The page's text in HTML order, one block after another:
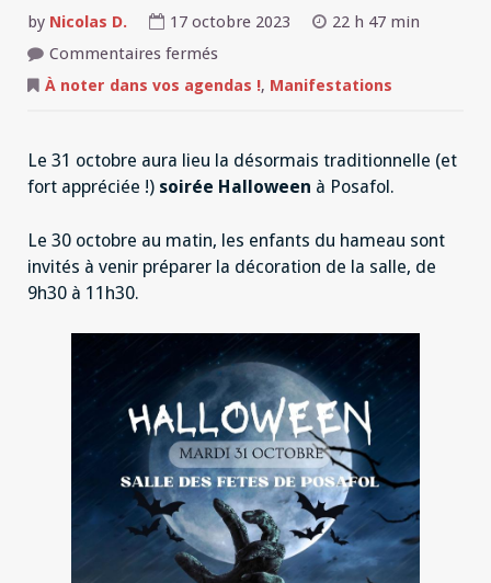
by Nicolas D. 17 octobre 2023
22 h 47 min
Commentaires ferméssur
Halloween
À noter dans vos agendas !, Manifestations
Le 31 octobre aura lieu la désormais traditionnelle (et
fort appréciée !) soirée Halloween à Posafol.
Le 30 octobre au matin, les enfants du hameau sont
invités à venir préparer la décoration de la salle, de
9h30 à 11h30.